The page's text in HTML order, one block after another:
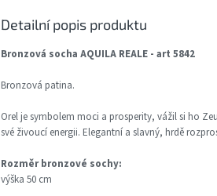
Detailní popis produktu
Bronzová socha AQUILA REALE - art 5842
Bronzová patina.
Orel je symbolem moci a prosperity, vážil si ho
své živoucí energii. Elegantní a slavný, hrdě
Rozměr bronzové sochy:
výška 50 cm